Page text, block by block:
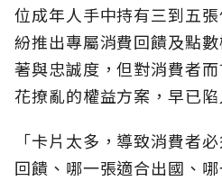
位成年人手中持有三到五
紛推出專屬消費回饋及點
著與忠誠度，但對消費者
花撩亂的權益方案，早已
「卡片太多，導致消費者
回饋、哪一張適合出國、